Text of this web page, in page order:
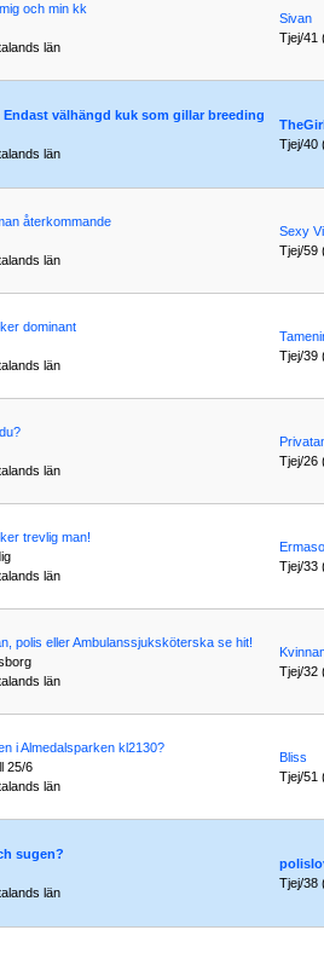
och min kk
län
Sivan
Tjej/41
välhängd kuk som gillar breeding
län
Tjej/40
återkommande
län
Sexy
Tjej/59
dominant
län
Tjej/39
län
Tjej/26
trevlig man!
län
Ermaso
Tjej/33
polis eller Ambulanssjuksköterska se hit!
län
Tjej/32
i Almedalsparken kl2130?
25/6
län
Bliss
Tjej/51
sugen?
län
Tjej/38